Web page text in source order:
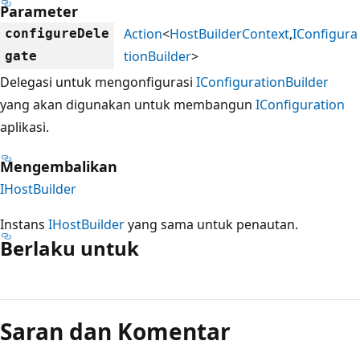
Parameter
configureDele
gate
Action<HostBuilderContext,IConfigura
tionBuilder>
Delegasi untuk mengonfigurasi IConfigurationBuilder
yang akan digunakan untuk membangun IConfiguration
aplikasi.
Mengembalikan
IHostBuilder
Instans IHostBuilderyang sama untuk penautan.
Berlaku untuk
baca
dinonaktifkan
Saran dan Komentar